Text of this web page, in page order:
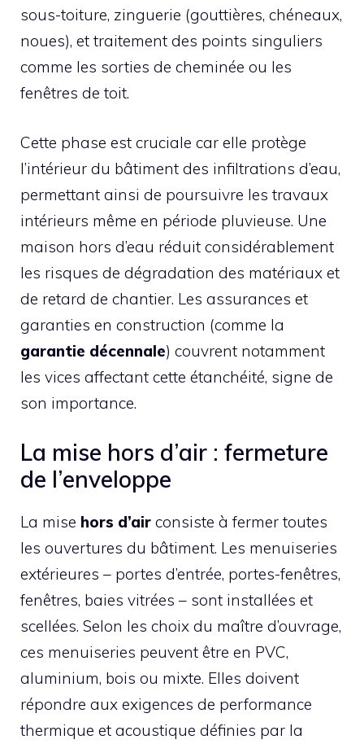
sous-toiture, zinguerie (gouttières, chéneaux,
noues), et traitement des points singuliers
comme les sorties de cheminée ou les
fenêtres de toit.
Cette phase est cruciale car elle protège
l’intérieur du bâtiment des infiltrations d’eau,
permettant ainsi de poursuivre les travaux
intérieurs même en période pluvieuse. Une
maison hors d’eau réduit considérablement
les risques de dégradation des matériaux et
de retard de chantier. Les assurances et
garanties en construction (comme la
garantie décennale) couvrent notamment
les vices affectant cette étanchéité, signe de
son importance.
La mise hors d’air : fermeture
de l’enveloppe
La mise hors d’air consiste à fermer toutes
les ouvertures du bâtiment. Les menuiseries
extérieures – portes d’entrée, portes-fenêtres,
fenêtres, baies vitrées – sont installées et
scellées. Selon les choix du maître d’ouvrage,
ces menuiseries peuvent être en PVC,
aluminium, bois ou mixte. Elles doivent
répondre aux exigences de performance
thermique et acoustique définies par la